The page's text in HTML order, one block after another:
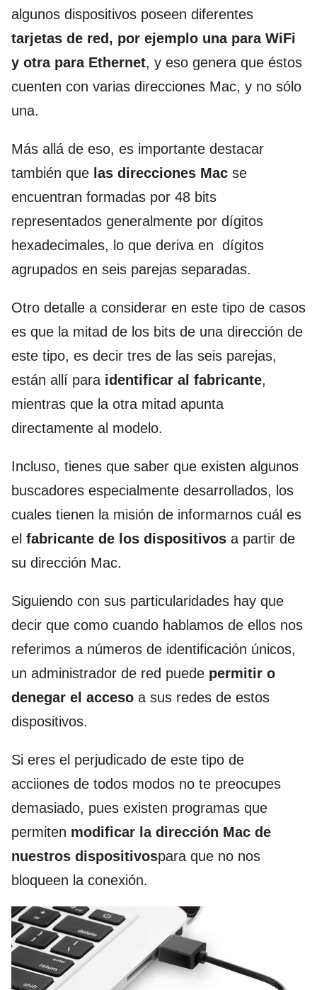
algunos dispositivos poseen diferentes
tarjetas de red, por ejemplo una para WiFi
y otra para Ethernet, y eso genera que éstos
cuenten con varias direcciones Mac, y no sólo
una.
Más allá de eso, es importante destacar
también que las direcciones Mac se
encuentran formadas por 48 bits
representados generalmente por dígitos
hexadecimales, lo que deriva en dígitos
agrupados en seis parejas separadas.
Otro detalle a considerar en este tipo de casos
es que la mitad de los bits de una dirección de
este tipo, es decir tres de las seis parejas,
están allí para identificar al fabricante,
mientras que la otra mitad apunta
directamente al modelo.
Incluso, tienes que saber que existen algunos
buscadores especialmente desarrollados, los
cuales tienen la misión de informarnos cuál es
el fabricante de los dispositivos a partir de
su dirección Mac.
Siguiendo con sus particularidades hay que
decir que como cuando hablamos de ellos nos
referimos a números de identificación únicos,
un administrador de red puede permitir o
denegar el acceso a sus redes de estos
dispositivos.
Si eres el perjudicado de este tipo de
acciiones de todos modos no te preocupes
demasiado, pues existen programas que
permiten modificar la dirección Mac de
nuestros dispositivospara que no nos
bloqueen la conexión.